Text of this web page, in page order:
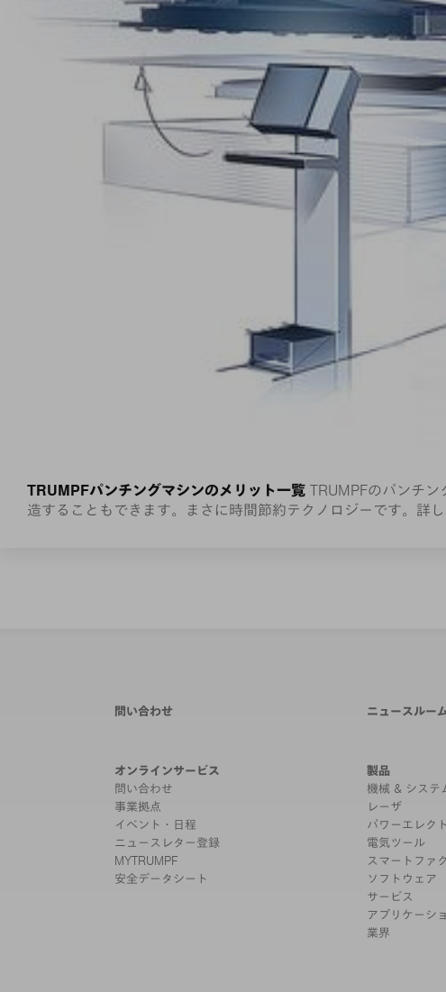
TRUMPFパンチングマシンのメリット一覧 TRUMPFのパンチ
造することもできます。まさに時間節約テクノロジーです。詳
問い合わせ ニュースルー
オンラインサービス
問い合わせ
事業拠点
イベント・日程
ニュースレター登録
MYTRUMPF
安全データシート
製品
機械 & システ
レーザ
パワーエレク
電気ツール
スマートファ
ソフトウェア
サービス
アプリケーシ
業界